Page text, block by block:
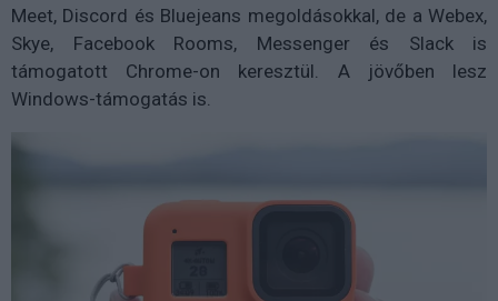
Meet, Discord és Bluejeans megoldásokkal, de a Webex,
Skye, Facebook Rooms, Messenger és Slack is
támogatott Chrome-on keresztül. A jövőben lesz
Windows-támogatás is.